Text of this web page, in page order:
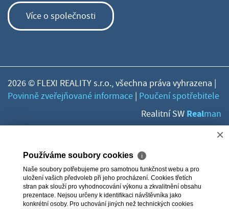
Více o společnosti
2026 © FLEXI REALITY s.r.o., všechna práva vyhrazena |
Povinně zveřejňované informace | Poučení spotřebitele
Realitní SW Realman
×
Používáme soubory cookies ℹ
Naše soubory potřebujeme pro samotnou funkčnost webu a pro
uložení vašich předvoleb při jeho procházení. Cookies třetích
stran pak slouží pro vyhodnocování výkonu a zkvalitnění obsahu
prezentace. Nejsou určeny k identifikaci návštěvníka jako
konkrétní osoby. Pro uchování jiných než technických cookies